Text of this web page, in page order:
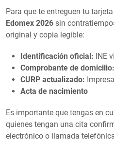
Para que te entreguen tu
Edomex 2026 sin
original y copia legible:
Identificación oficial: INE
Comprobante de domicilio:
CURP actualizado:
Acta de nacimiento
Es importante que tengas en
quienes tengan una cita
electrónico o llamada